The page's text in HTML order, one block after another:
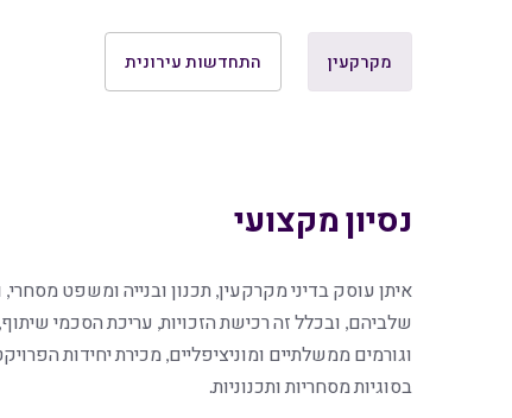
מקרקעין התחדשות עירונית
נסיון מקצועי
איתן עוסק בדיני מקרקעין, תכנון ובנייה ומשפט
שלביהם, ובכלל זה רכישת הזכויות, עריכת הסכמי
וגורמים ממשלתיים ומוניציפליים, מכירת יחידות
בסוגיות מסחריות ותכנוניות.